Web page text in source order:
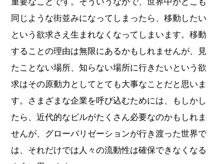
同じような街並みになってしまったら、移動したい
という欲求さえ生まれなくなってしまいます。移動
することの理由は無限にあるかもしれませんが、見
たことない場所、知らない場所に行きたいという欲
求はその原動力としてとても大事なことだと思いま
す。さまざまな企業を呼び込むためには、もしかし
たら、近代的なビルがたくさん必要なのかもしれま
せんが、グローバリゼーションが行き渡った世界で
は、それだけでは人々の流動性は確保できなくなる